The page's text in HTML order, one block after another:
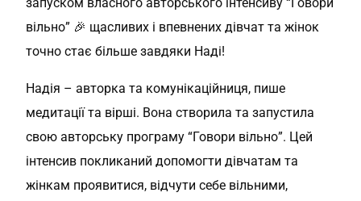
вільно” 🎉 щасливих і впевнених дівчат та жінок
точно стає більше завдяки Наді!
Надія – авторка та комунікаційниця, пише
медитації та вірші. Вона створила та запустила
свою авторську програму “Говори вільно”. Цей
інтенсив покликаний допомогти дівчатам та
жінкам проявитися, відчути себе вільними,